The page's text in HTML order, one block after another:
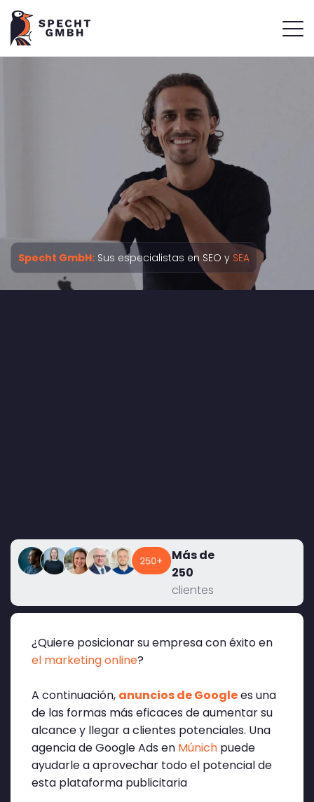
Specht GmbH: Sus especialistas en SEO y SEA
Más de
250
clientes
¿Quiere posicionar su empresa con éxito en
el marketing online?
A continuación, anuncios de Googlees una
de las formas más eficaces de aumentar su
alcance y llegar a clientes potenciales. Una
agencia de Google Ads en Múnich puede
ayudarle a aprovechar todo el potencial de
esta plataforma publicitaria